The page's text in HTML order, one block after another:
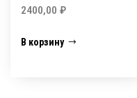
2400,00 ₽
В корзину